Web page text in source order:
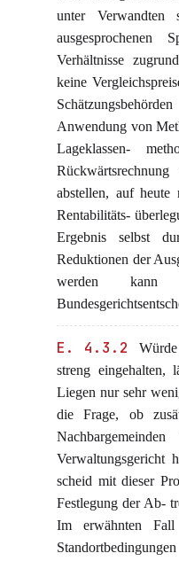
unter Verwandten
ausgesprochenen
Verhältnisse
keine
Anwendung von
Lageklassen-
abstellen, auf heute
Rentabilitäts-
Ergebnis selbst
Reduktionen der
werden
E. 4.3.2
streng eingehalten,
Liegen nur sehr
die Frage, ob
Verwaltungsgericht
scheid mit dieser
Festlegung der Ab-
Im erwähnten